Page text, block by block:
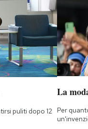
puliti dopo 12
La
Per